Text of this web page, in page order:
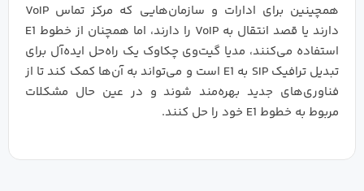
همچینین برای ادارات و سازمان‌هایی که مرکز تماس VoIP
دارند یا قصد انتقال به VoIP را دارند، اما همچنان از خطوط E1
استفاده می‌کنند، مدیا گیت‌وی چکاوک یک راه‌حل ایده‌آل برای
تبدیل ترافیک SIP به E1 است و می‌تواند به آن‌ها کمک کند تا از
فناوری‌های جدید بهره‌مند شوند و در عین حال مشکلات
مربوط به خطوط E1 خود را حل کنند.